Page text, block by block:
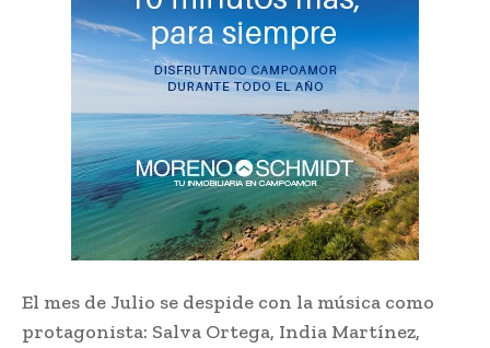
El mes de Julio se despide con la música como
protagonista: Salva Ortega, India Martínez,